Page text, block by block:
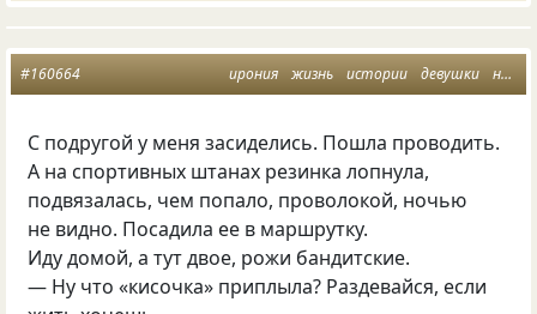
ирония жизнь истории девушки находчивость
#160664
С подругой у меня засиделись. Пошла проводить.
А на спортивных штанах резинка лопнула,
подвязалась, чем попало, проволокой, ночью
не видно. Посадила ее в маршрутку.
Иду домой, а тут двое, рожи бандитские.
— Ну что «кисочка» приплыла? Раздевайся, если